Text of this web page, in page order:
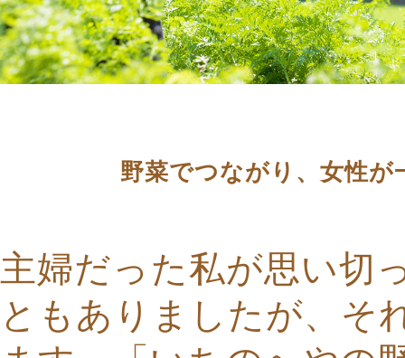
野菜でつながり、女性
主婦だった私が思い切
ともありましたが、そ